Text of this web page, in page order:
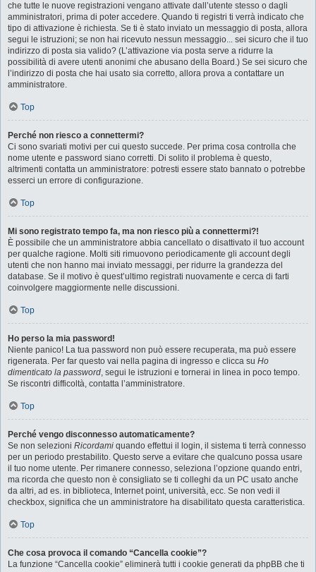
che tutte le nuove registrazioni vengano attivate dall’utente stesso o dagli
amministratori, prima di poter accedere. Quando ti registri ti verrà indicato che
tipo di attivazione è richiesta. Se ti è stato inviato un messaggio di posta, allora
segui le istruzioni; se non hai ricevuto nessun messaggio... sei sicuro che il tuo
indirizzo di posta sia valido? (L’attivazione via posta serve a ridurre la
possibilità di avere utenti anonimi che abusano della Board.) Se sei sicuro che
l’indirizzo di posta che hai usato sia corretto, allora prova a contattare un
amministratore.
Top
Perché non riesco a connettermi?
Ci sono svariati motivi per cui questo succede. Per prima cosa controlla che
nome utente e password siano corretti. Di solito il problema è questo,
altrimenti contatta un amministratore: potresti essere stato bannato o potrebbe
esserci un errore di configurazione.
Top
Mi sono registrato tempo fa, ma non riesco più a connettermi?!
È possibile che un amministratore abbia cancellato o disattivato il tuo account
per qualche ragione. Molti siti rimuovono periodicamente gli account degli
utenti che non hanno mai inviato messaggi, per ridurre la grandezza del
database. Se il motivo è quest’ultimo registrati nuovamente e cerca di farti
coinvolgere maggiormente nelle discussioni.
Top
Ho perso la mia password!
Niente panico! La tua password non può essere recuperata, ma può essere
rigenerata. Per far questo vai nella pagina di ingresso e clicca su Ho
dimenticato la password, segui le istruzioni e tornerai in linea in poco tempo.
Se riscontri difficoltà, contatta l’amministratore.
Top
Perché vengo disconnesso automaticamente?
Se non selezioni Ricordami quando effettui il login, il sistema ti terrà connesso
per un periodo prestabilito. Questo serve a evitare che qualcuno possa usare
il tuo nome utente. Per rimanere connesso, seleziona l’opzione quando entri,
ma ricorda che questo non è consigliato se ti colleghi da un PC usato anche
da altri, ad es. in biblioteca, Internet point, università, ecc. Se non vedi il
checkbox, significa che un amministratore ha disabilitato questa caratteristica.
Top
Che cosa provoca il comando “Cancella cookie”?
La funzione “Cancella cookie” eliminerà tutti i cookie generati da phpBB che ti